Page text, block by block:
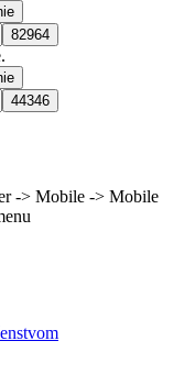
-> Mobile -> Mobile